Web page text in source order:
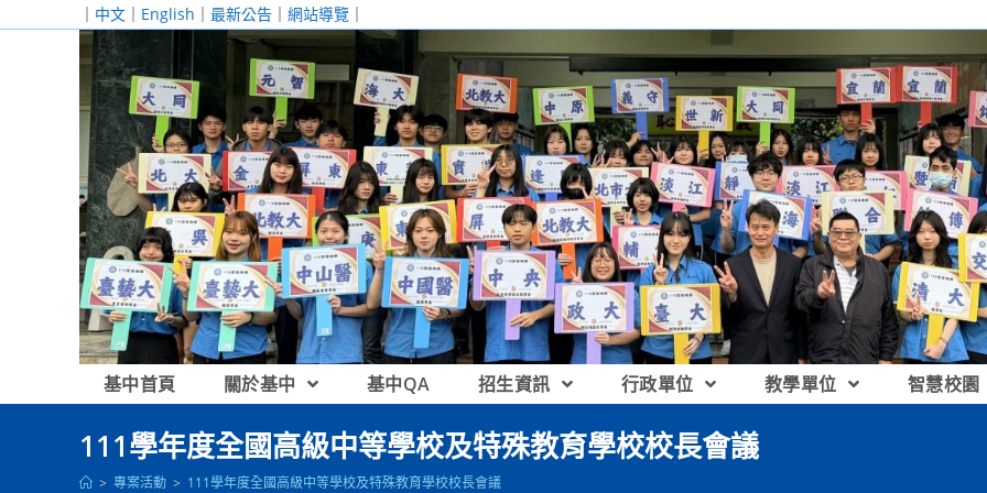
｜ 中文 ｜ English ｜ 最新公告 ｜ 網站導覽 ｜
基中首頁 關於基中 基中QA 招生資訊 行政單位 教學單位 智慧校園
111學年度全國高級中等學校及特殊教育學校校長會議
> 專案活動 > 111學年度全國高級中等學校及特殊教育學校校長會議